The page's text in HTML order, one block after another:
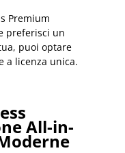
Premium
preferisci un
puoi optare
a licenza unica.
All-in-